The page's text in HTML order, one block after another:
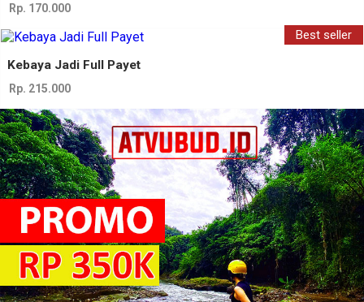
Rp. 170.000
Best seller
Kebaya Jadi Full Payet
Rp. 215.000